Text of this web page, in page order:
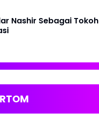
Nashir Sebagai Tokoh